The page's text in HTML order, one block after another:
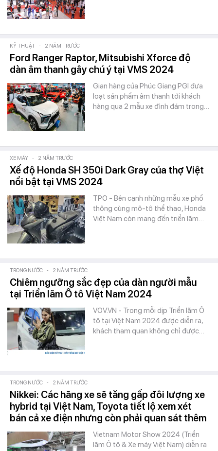
KỸ THUẬT - 2 NĂM TRƯỚC
Ford Ranger Raptor, Mitsubishi Xforce độ
dàn âm thanh gây chú ý tại VMS 2024
Gian hàng của Phúc Giang PGI đưa
loạt sản phẩm âm thanh tới khách
hàng qua 2 mẫu xe đình đám trong…
XE MÁY - 2 NĂM TRƯỚC
Xế độ Honda SH 350i Dark Gray của thợ Việt
nổi bật tại VMS 2024
TPO - Bên cạnh những mẫu xe phổ
thông cùng mô-tô thể thao, Honda
Việt Nam còn mang đến triển lãm…
TRONG NƯỚC - 2 NĂM TRƯỚC
Chiêm ngưỡng sắc đẹp của dàn người mẫu
tại Triển lãm Ô tô Việt Nam 2024
VOV.VN - Trong mỗi dịp Triển lãm Ô
tô tại Việt Nam 2024 được diễn ra,
khách tham quan không chỉ được…
TRONG NƯỚC - 2 NĂM TRƯỚC
Nikkei: Các hãng xe sẽ tăng gấp đôi lượng xe
hybrid tại Việt Nam, Toyota tiết lộ xem xét
bán cả xe điện nhưng còn phải quan sát thêm
Vietnam Motor Show 2024 (Triển
lãm Ô tô & Xe máy Việt Nam) diễn ra